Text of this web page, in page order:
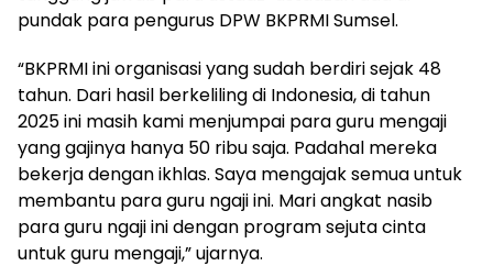
pundak para pengurus DPW BKPRMI Sumsel.
“BKPRMI ini organisasi yang sudah berdiri sejak 48
tahun. Dari hasil berkeliling di Indonesia, di tahun
2025 ini masih kami menjumpai para guru mengaji
yang gajinya hanya 50 ribu saja. Padahal mereka
bekerja dengan ikhlas. Saya mengajak semua untuk
membantu para guru ngaji ini. Mari angkat nasib
para guru ngaji ini dengan program sejuta cinta
untuk guru mengaji,” ujarnya.